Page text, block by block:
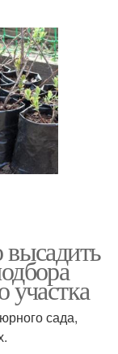
участка
сада,